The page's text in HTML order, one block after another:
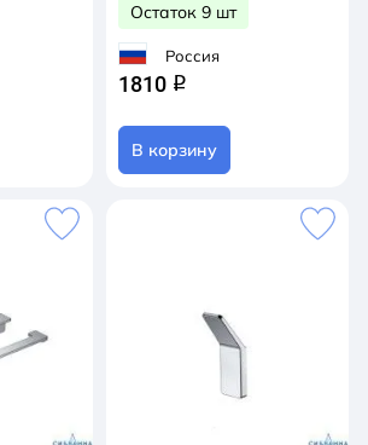
Остаток 9 шт
Россия
1810 q
В корзину